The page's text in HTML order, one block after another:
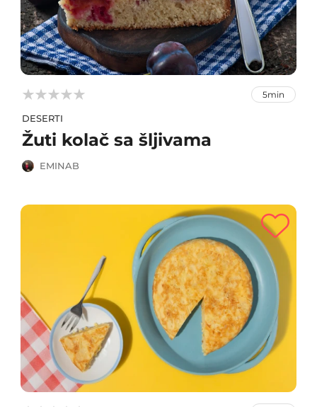


 5min
DESERTI
Žuti kolač sa šljivama
EMINAB